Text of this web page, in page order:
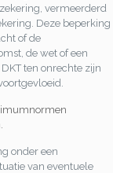
vermeerderd
Deze beperking
of de
de wet of een
ten onrechte zijn
onder een
van eventuele